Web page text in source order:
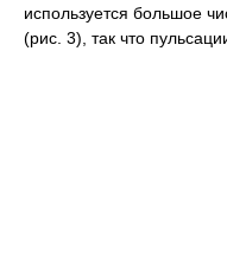
используется большое
(рис. 3), так что